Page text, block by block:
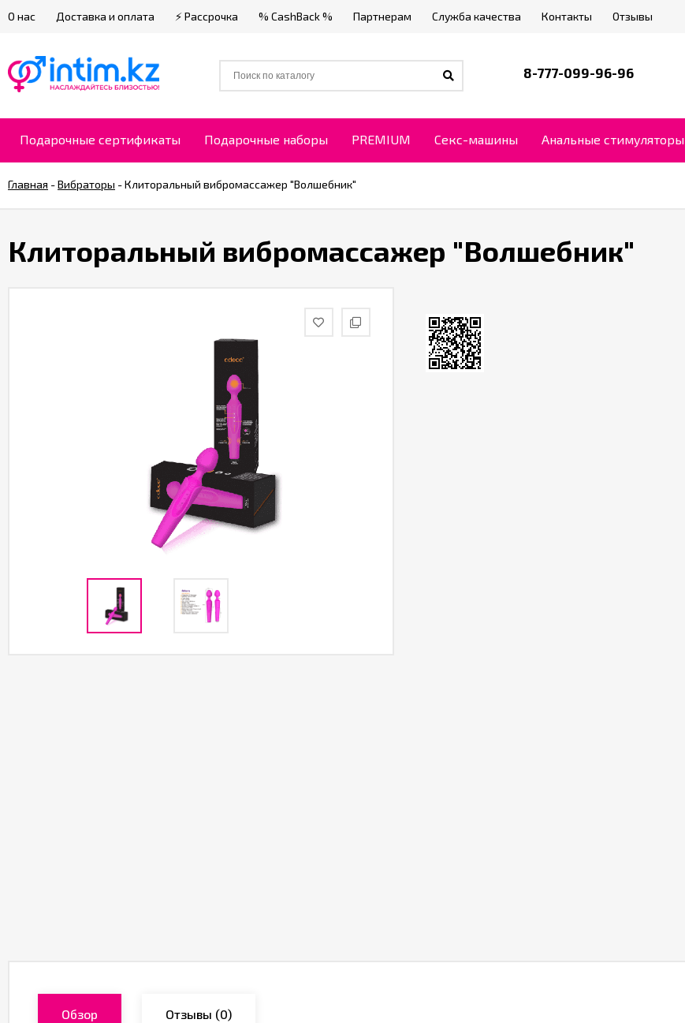
О нас Доставка и оплата ⚡ Рассрочка % CashBack % Партнерам Служба качества Контакты Отзывы
8-777-099-96-96
Подарочные сертификаты Подарочные наборы PREMIUM Секс-машины Анальные стимуляторы
Главная -Вибраторы -Клиторальный вибромассажер "Волшебник"
Клиторальный вибромассажер "Волшебник"
Обзор Отзывы (0)